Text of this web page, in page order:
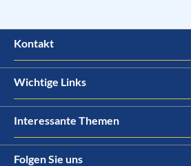
Kontakt
Wichtige Links
Interessante Themen
Folgen Sie uns